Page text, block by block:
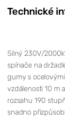
Technické
Silný 230V/
spínače na
gumy s
vzdálenosti 10 m
rozsahu 190
snadno